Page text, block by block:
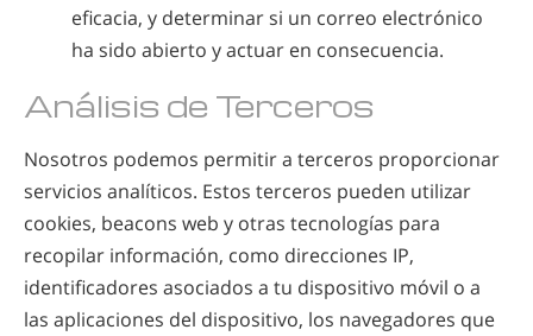
eficacia, y determinar si un correo electrónico
ha sido abierto y actuar en consecuencia.
Análisis de Terceros
Nosotros podemos permitir a terceros proporcionar
servicios analíticos. Estos terceros pueden utilizar
cookies, beacons web y otras tecnologías para
recopilar información, como direcciones IP,
identificadores asociados a tu dispositivo móvil o a
las aplicaciones del dispositivo, los navegadores que